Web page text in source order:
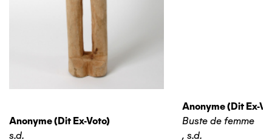
Anonyme (dit Ex-Voto)
s.d.
Anonyme (dit Ex-
Buste de femme
, s.d.